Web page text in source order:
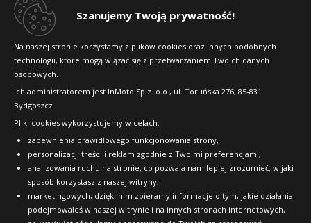
Szanujemy Twoją prywatność!
Na naszej stronie korzystamy z plików cookies oraz innych podobnych
technologii, które mogą wiązać się z przetwarzaniem Twoich danych
osobowych.
Ich administratorem jest InMoto Sp z .o.o., ul. Toruńska 276, 85-831
Bydgoszcz.
Pliki cookies wykorzystujemy w celach:
zapewnienia prawidłowego funkcjonowania strony,
personalizacji treści i reklam zgodnie z Twoimi preferencjami,
analizowania ruchu na stronie, co pozwala nam lepiej zrozumieć, w jaki
sposób korzystasz z naszej witryny,
marketingowych, dzięki nim zbieramy informacje o tym, jakie działania
podejmowałeś w naszej witrynie i na innych stronach internetowych,
Dlaczego warto kupić w 24opony.pl
Raty
FAQ
OFICJALNY PARTNER